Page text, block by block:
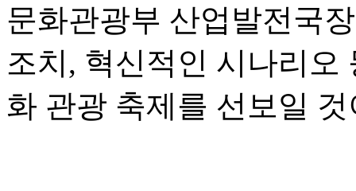
문화관광부 산업발전국
조치, 혁신적인 시나리오
화 관광 축제를 선보일